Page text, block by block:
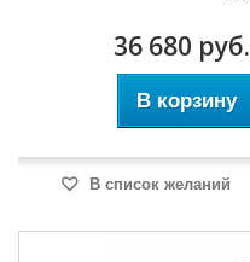
36 680 руб.
В корзину
В список желаний